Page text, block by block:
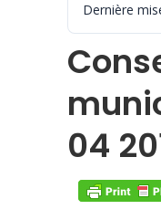
Dernière
04